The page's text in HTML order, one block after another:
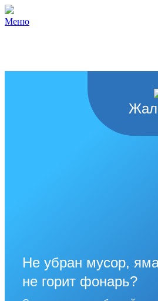
Меню
Не убран мусор,
не горит фонарь?